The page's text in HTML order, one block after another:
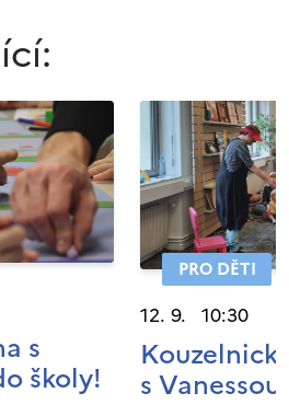
s
školy!
PRO DĚTI
12. 9. 10:30
s Vanessou